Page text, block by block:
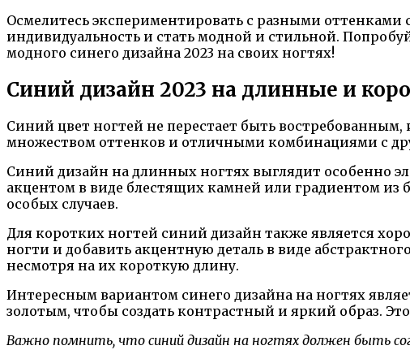
Осмелитесь экспериментировать с разными
индивидуальность и стать модной и стильной.
модного синего дизайна 2023 на своих ногтях!
Синий дизайн 2023 на длинные и
Синий цвет ногтей не перестает быть
множеством оттенков и отличными комбинациями с
Синий дизайн на длинных ногтях выглядит особенно
акцентом в виде блестящих камней или градиентом из
особых случаев.
Для коротких ногтей синий дизайн также является
ногти и добавить акцентную деталь в виде
несмотря на их короткую длину.
Интересным вариантом синего дизайна на ногтях
золотым, чтобы создать контрастный и яркий образ.
Важно помнить, что синий дизайн на ногтях должен быть